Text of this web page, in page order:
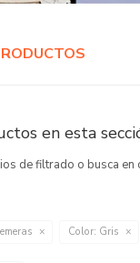
en esta
de filtrado o busca
Color: Gris